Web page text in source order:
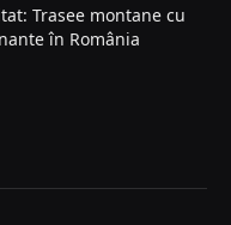
Trasee montane cu
în România